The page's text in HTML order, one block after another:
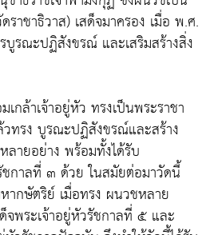
าชาธิวาส) เสด็จมาครอง เมื่อ พ.ศ.
รณะปฏิสังขรณ์ และเสริมสร้างสิ่ง
กล้าเจ้าอยู่หัว ทรงเป็นพระราชา
ทรง บูรณะปฏิสังขรณ์และสร้าง
ลายอย่าง พร้อมทั้งได้รับ
กาลที่ ๓ ด้วย ในสมัยต่อมาวัดนี้
กษัตริย์ เมื่อทรง ผนวชหลาย
จพระเจ้าอยู่หัวรัชกาลที่ ๕ และ